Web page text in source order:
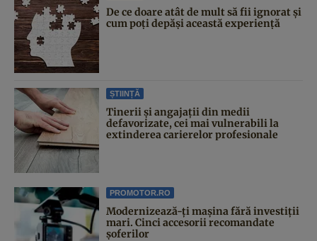
De ce doare atât de mult să fii ignorat și
cum poți depăși această experiență
ȘTIINȚĂ
Tinerii și angajații din medii
defavorizate, cei mai vulnerabili la
extinderea carierelor profesionale
PROMOTOR.RO
Modernizează-ți mașina fără investiții
mari. Cinci accesorii recomandate
șoferilor